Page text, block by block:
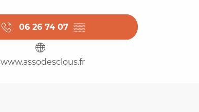
06 26 74 07 ▒▒
www.assodesclous.fr